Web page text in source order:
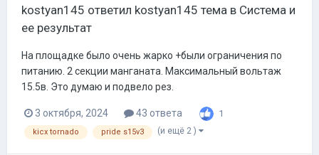
kostyan145 ответил kostyan145 тема в Система и
ее результат
На площадке было очень жарко +были ограничения по
питанию. 2 секции манганата. Максимальный вольтаж
15.5в. Это думаю и подвело рез.
3 октября, 2024 43 ответа 1
kicx tornado pride s15v3 (и ещё 2 )